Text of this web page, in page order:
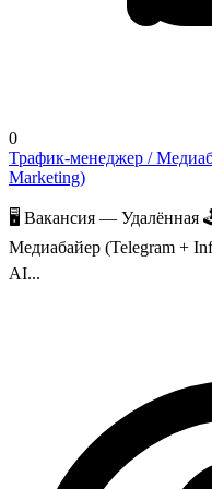
0
Трафик-менеджер /
Marketing)
🖥 Вакансия — Удалённая
Медиабайер (Telegram +
AI...